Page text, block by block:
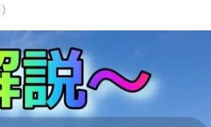
)